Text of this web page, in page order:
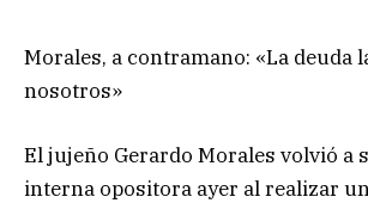
Morales, a contramano: «La deuda
nosotros»
El jujeño Gerardo Morales volvió a
interna opositora ayer al realizar